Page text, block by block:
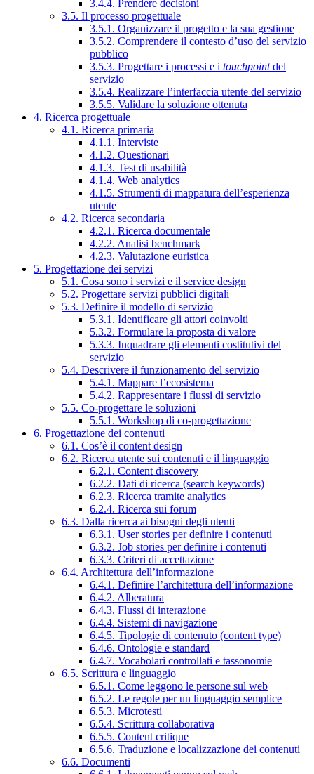
3.4.4. Prendere decisioni
3.5. Il processo progettuale
3.5.1. Organizzare il progetto e la sua gestione
3.5.2. Comprendere il contesto d’uso del servizio
pubblico
3.5.3. Progettare i processi e i touchpointdel
servizio
3.5.4. Realizzare l’interfaccia utente del servizio
3.5.5. Validare la soluzione ottenuta
4. Ricerca progettuale
4.1. Ricerca primaria
4.1.1. Interviste
4.1.2. Questionari
4.1.3. Test di usabilità
4.1.4. Web analytics
4.1.5. Strumenti di mappatura dell’esperienza
utente
4.2. Ricerca secondaria
4.2.1. Ricerca documentale
4.2.2. Analisi benchmark
4.2.3. Valutazione euristica
5. Progettazione dei servizi
5.1. Cosa sono i servizi e il service design
5.2. Progettare servizi pubblici digitali
5.3. Definire il modello di servizio
5.3.1. Identificare gli attori coinvolti
5.3.2. Formulare la proposta di valore
5.3.3. Inquadrare gli elementi costitutivi del
servizio
5.4. Descrivere il funzionamento del servizio
5.4.1. Mappare l’ecosistema
5.4.2. Rappresentare i flussi di servizio
5.5. Co-progettare le soluzioni
5.5.1. Workshop di co-progettazione
6. Progettazione dei contenuti
6.1. Cos’è il content design
6.2. Ricerca utente sui contenuti e il linguaggio
6.2.1. Content discovery
6.2.2. Dati di ricerca (search keywords)
6.2.3. Ricerca tramite analytics
6.2.4. Ricerca sui forum
6.3. Dalla ricerca ai bisogni degli utenti
6.3.1. User stories per definire i contenuti
6.3.2. Job stories per definire i contenuti
6.3.3. Criteri di accettazione
6.4. Architettura dell’informazione
6.4.1. Definire l’architettura dell’informazione
6.4.2. Alberatura
6.4.3. Flussi di interazione
6.4.4. Sistemi di navigazione
6.4.5. Tipologie di contenuto (content type)
6.4.6. Ontologie e standard
6.4.7. Vocabolari controllati e tassonomie
6.5. Scrittura e linguaggio
6.5.1. Come leggono le persone sul web
6.5.2. Le regole per un linguaggio semplice
6.5.3. Microtesti
6.5.4. Scrittura collaborativa
6.5.5. Content critique
6.5.6. Traduzione e localizzazione dei contenuti
6.6. Documenti